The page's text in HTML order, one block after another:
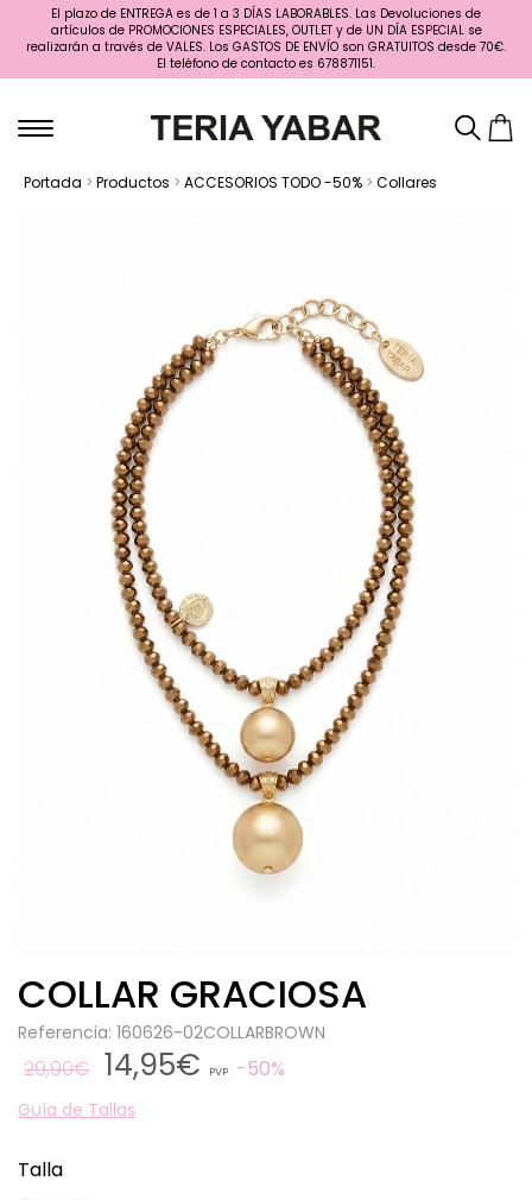
El plazo de ENTREGA es de 1 a 3 DÍAS LABORABLES. Las Devoluciones de
artículos de PROMOCIONES ESPECIALES, OUTLET y de UN DÍA ESPECIAL se
realizarán a través de VALES. Los GASTOS DE ENVÍO son GRATUITOS desde 70€.
El teléfono de contacto es 678871151.
Portada > Productos > ACCESORIOS TODO -50% > Collares
COLLAR GRACIOSA
Referencia: 160626-02COLLARBROWN
29,90€ 14,95€ PVP 50%
Guía de Tallas
Talla